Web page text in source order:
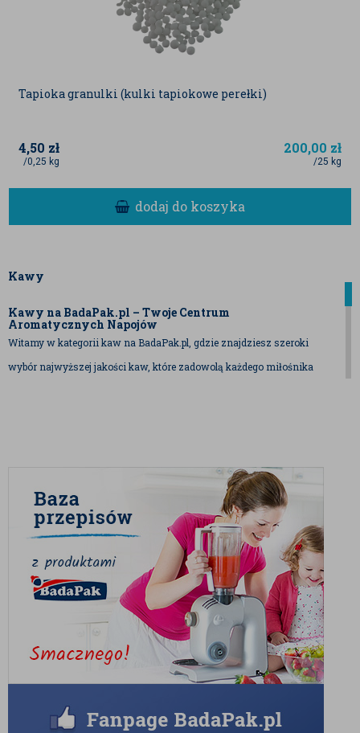
Tapioka granulki (kulki tapiokowe perełki)
4,50 zł
/0,25 kg
200,00 zł
/25 kg
dodaj do koszyka
Kawy
Kawy na BadaPak.pl – Twoje Centrum
Aromatycznych Napojów
Witamy w kategorii kaw na BadaPak.pl, gdzie znajdziesz szeroki
wybór najwyższej jakości kaw, które zadowolą każdego miłośnika
Nasze kawy ziarniste pochodzą z najlepszych plantacji świata,
gwarantując bogaty aromat i intensywny smak. W ofercie
znajdziesz zarówno kawy jednorodne, jak i mieszanki, które
zaspokoją każde podniebienie. Kawy te są idealne do
samodzielnego mielenia, co pozwala zachować ich świeżość i
Kawy rozpuszczalne
Dla tych, którzy cenią sobie wygodę i szybkość przygotowania,
proponujemy kawy rozpuszczalne. Oferujemy produkty najwyższej
jakości, które zaskakują bogactwem smaku i aromatu. Kawy